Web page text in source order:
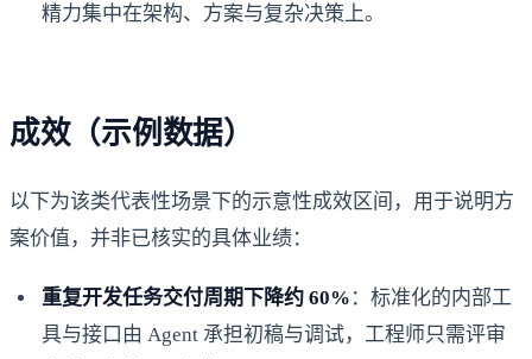
精力集中在架构、方案与复杂决策上。
成效（示例数据）
以下为该类代表性场景下的示意性成效区间，用于说明方
案价值，并非已核实的具体业绩：
重复开发任务交付周期下降约 60% ：标准化的内部工
具与接口由 Agent 承担初稿与调试，工程师只需评审